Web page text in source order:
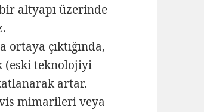
altyapı üzerinde
çıktığında,
(eski teknolojiyi
artar.
mimarileri veya